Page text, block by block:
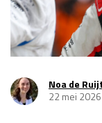
Race
Noa de
22 mei 2026